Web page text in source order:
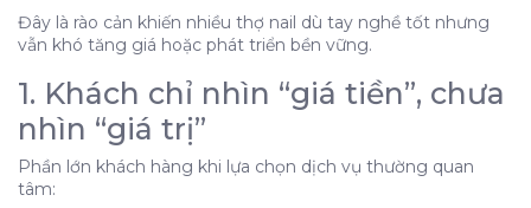
✔️ Truyền đạt lợi ích thay vì kỹ thuật
✔️ Xây dựng trải nghiệm dịch vụ
1. Khách chỉ nhìn “giá tiền”, chưa nhìn “giá trị”
2. Thiếu sự truyền đạt giá trị từ người thợ
3. Thị trường cạnh tranh khiến giá bị “bóp méo
nhận thức”
Đây là rào cản khiến nhiều thợ nail dù tay nghề tốt nhưng
vẫn khó tăng giá hoặc phát triển bền vững.
1. Khách chỉ nhìn “giá tiền”, chưa
nhìn “giá trị”
Phần lớn khách hàng khi lựa chọn dịch vụ thường quan
tâm: